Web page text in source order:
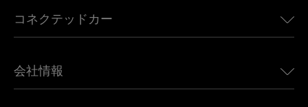
ヨーロッパ向けeSIM
カナダ向けeSIM
コネクテッドカー
Land Rover向けUbigi
会社情報